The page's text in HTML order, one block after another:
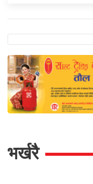
भर्खरै